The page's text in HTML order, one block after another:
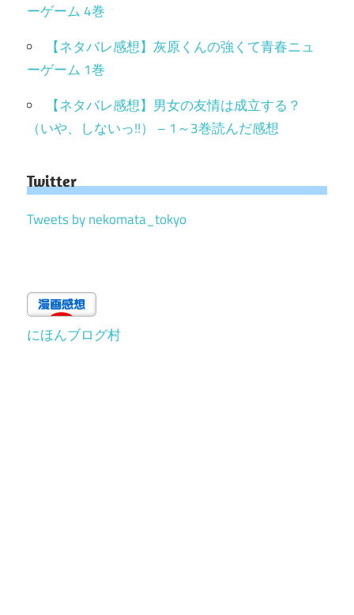
ーゲーム 4巻
【ネタバレ感想】灰原くんの強くて青春ニュ
ーゲーム 1巻
【ネタバレ感想】男女の友情は成立する？
（いや、しないっ!!） – 1～3巻読んだ感想
Twitter
Tweets by nekomata_tokyo
にほんブログ村